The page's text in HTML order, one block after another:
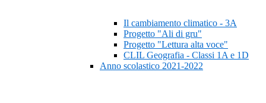
Il cambiamento climatico - 3A
Progetto "Ali di gru"
Progetto "Lettura alta voce"
CLIL Geografia - Classi 1A e 1D
Anno scolastico 2021-2022